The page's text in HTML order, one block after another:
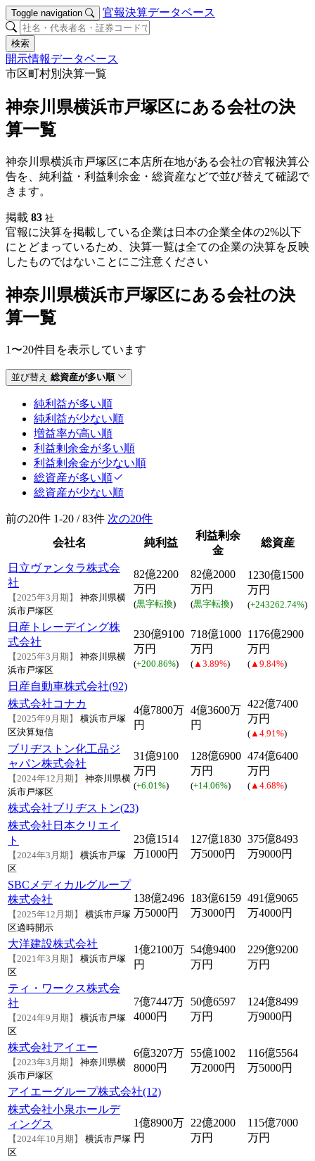
Toggle navigation 官報決算データベース
検索
開示情報データベース
市区町村別決算一覧
神奈川県横浜市戸塚区にある会社の決
算一覧
神奈川県横浜市戸塚区に本店所在地がある会社の官報決算公
告を、純利益・利益剰余金・総資産などで並び替えて確認で
きます。
掲載 83 社
官報に決算を掲載している企業は日本の企業全体の2%以下
にとどまっているため、決算一覧は全ての企業の決算を反映
したものではないことにご注意ください
神奈川県横浜市戸塚区にある会社の決
算一覧
1〜20件目を表示しています
並び替え 総資産が多い順
純利益が多い順
純利益が少ない順
増益率が高い順
利益剰余金が多い順
利益剰余金が少ない順
総資産が多い順
総資産が少ない順
前の20件 1-20 / 83件 次の20件
会社名
純利益
利益剰余
金
総資産
日立ヴァンタラ株式会
社
【2025年3月期】
神奈川県横
浜市戸塚区
82億2200
万円
(黒字転換)
82億2000
万円
(黒字転換)
1230億1500
万円
(+243262.74%)
日産トレーデイング株
式会社
【2025年3月期】
神奈川県横
浜市戸塚区
230億9100
万円
(+200.86%)
718億1000
万円
( ▲3.89%)
1176億2900
万円
( ▲9.84%)
日産自動車株式会社(92)
株式会社コナカ
【2025年9月期】
横浜市戸塚
区決算短信
4億7800万
円
4億3600万
円
422億7400
万円
( ▲4.91%)
ブリヂストン化工品ジ
ャパン株式会社
【2024年12月期】
神奈川県横
浜市戸塚区
31億9100
万円
(+6.01%)
128億6900
万円
(+14.06%)
474億6400
万円
( ▲4.68%)
株式会社ブリヂストン(23)
株式会社日本クリエイ
ト
【2024年3月期】
横浜市戸塚
区
23億1514
万1000円
127億1830
万5000円
375億8493
万9000円
SBCメディカルグループ
株式会社
【2025年12月期】
横浜市戸塚
区適時開示
138億2496
万5000円
183億6159
万3000円
491億9065
万4000円
大洋建設株式会社
【2021年3月期】
横浜市戸塚
区
1億2100万
円
54億9400
万円
229億9200
万円
ティ・ワークス株式会
社
【2024年9月期】
横浜市戸塚
区
7億7447万
4000円
50億6597
万円
124億8499
万9000円
株式会社アイエー
【2023年3月期】
神奈川県横
浜市戸塚区
6億3207万
8000円
55億1002
万2000円
116億5564
万5000円
アイエーグループ株式会社(12)
株式会社小泉ホールデ
ィングス
【2024年10月期】
横浜市戸塚
区
1億8900万
円
22億2000
万円
115億7000
万円